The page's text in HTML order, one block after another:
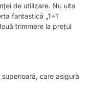
de utilizare. Nu uita
fantastică „1+1
trimmere la prețul
care asigură